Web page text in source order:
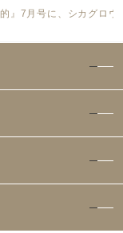
』7月号に、シカグロ